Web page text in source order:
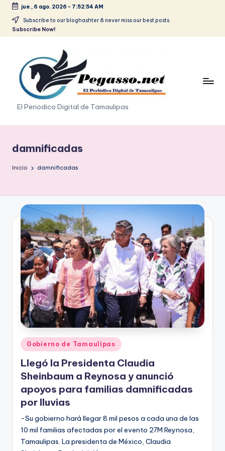
Saltar
jue., 6 ago. 2026 - 7:52:55 AM
Subscribe to our bloghashter & never miss our best posts.
Subscribe Now!
p
e
g
s
.
p
r
e
s
s
El Periodico Digital de Tamaulipas
damnificadas
Inicio damnificadas
Publicado
en
Gobierno de Tamaulipas
Llegó la Presidenta Claudia
Sheinbaum a Reynosa y anunció
apoyos para familias damnificadas
por lluvias
-Su gobierno hará llegar 8 mil pesos a cada una de las
10 mil familias afectadas por el evento 27M Reynosa,
Tamaulipas. La presidenta de México, Claudia